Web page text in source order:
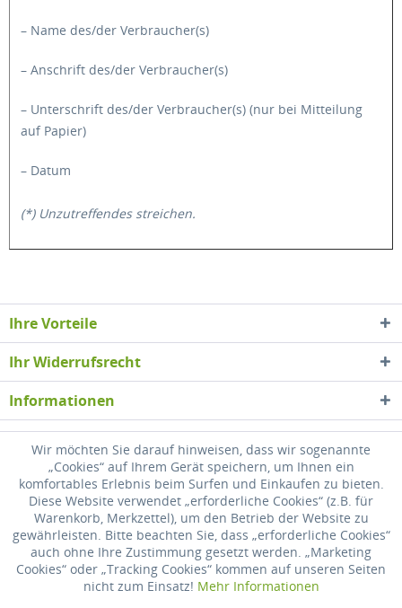
– Name des/der Verbraucher(s)
– Anschrift des/der Verbraucher(s)
– Unterschrift des/der Verbraucher(s) (nur bei Mitteilung
auf Papier)
– Datum
(*) Unzutreffendes streichen.
Ihre Vorteile
Ihr Widerrufsrecht
Informationen
* Alle Preise inkl. gesetzl. Mehrwertsteuer zzgl.Versandkosten, wenn nicht
anders beschrieben
Widerrufsrecht Versandkosten Datenschutz
Zahlung
AGB
Impressum
Wir möchten Sie darauf hinweisen, dass wir sogenannte
„Cookies“ auf Ihrem Gerät speichern, um Ihnen ein
komfortables Erlebnis beim Surfen und Einkaufen zu bieten.
Diese Website verwendet „erforderliche Cookies“ (z.B. für
Warenkorb, Merkzettel), um den Betrieb der Website zu
gewährleisten. Bitte beachten Sie, dass „erforderliche Cookies“
auch ohne Ihre Zustimmung gesetzt werden. „Marketing
Cookies“ oder „Tracking Cookies“ kommen auf unseren Seiten
nicht zum Einsatz! Mehr Informationen